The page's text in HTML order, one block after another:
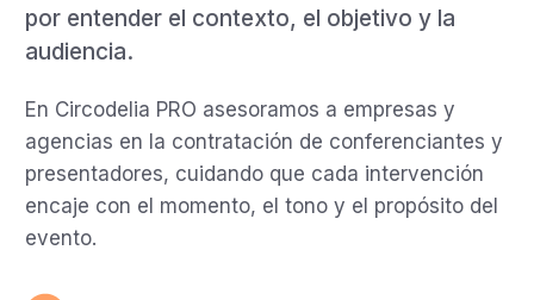
por entender el contexto, el objetivo y la
audiencia.
En Circodelia PRO asesoramos a empresas y
agencias en la contratación de conferenciantes y
presentadores, cuidando que cada intervención
encaje con el momento, el tono y el propósito del
evento.